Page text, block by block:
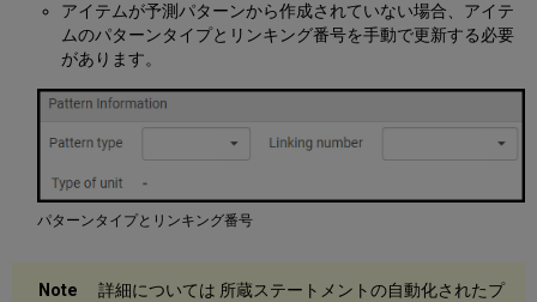
アイテムが予測パターンから作成されていない場合、アイテ
ムのパターンタイプとリンキング番号を手動で更新する必要
があります。
パターンタイプとリンキング番号
詳細については 所蔵ステートメントの自動化されたプ